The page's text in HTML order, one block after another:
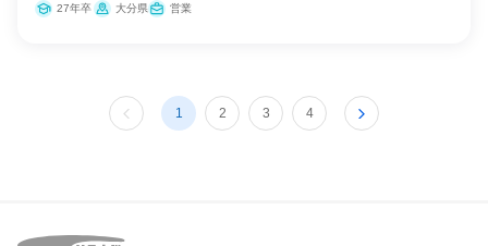
27年卒 大分県 営業
1 2 3 4